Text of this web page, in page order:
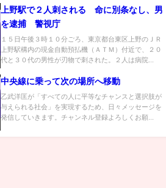
上野駅で２人刺される 命に別条なし、男
を逮捕 警視庁
１５日午後３時１０分ごろ、東京都台東区上野のＪＲ
上野駅構内の現金自動預払機（ＡＴＭ）付近で、２０
代と３０代の男性が刃物で刺された。２人は病院...
中央線に乗って次の場所へ移動
乙武洋匡が「すべての人に平等なチャンスと選択肢が
与えられる社会」を実現するため、日々メッセージを
発信していきます。チャンネル登録よろしくお願...